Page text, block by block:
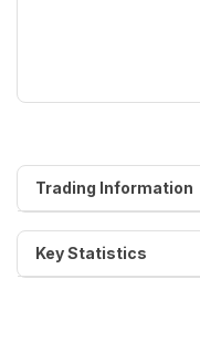
Trading Information
Key Statistics